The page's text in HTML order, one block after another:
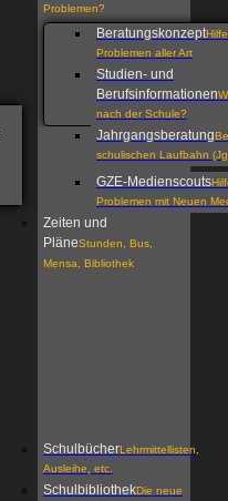
Problemen?
Beratungskonzept
Problemen aller Art
Studien- und
Berufsinformationen
nach der Schule?
Jahrgangsberatung
schulischen Laufbahn
GZE-Medienscouts
Problemen mit Neuen
Zeiten und
PläneStunden, Bus,
Mensa, Bibliothek
SchulbücherLehrmittellisten,
Ausleihe, etc.
SchulbibliothekDie neue